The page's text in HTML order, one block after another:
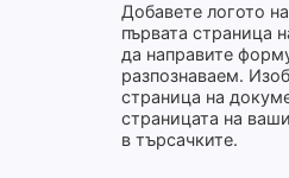
Добавете логото
първата страница
да направите
разпознаваем.
страница на
страницата на
в търсачките.